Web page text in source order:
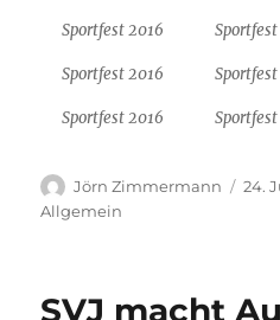
Sportfest 2016
Sportfest 2016
Sportfest 2016
Autor
Jörn Zimmermann 24.
Allgemein
SVJ macht